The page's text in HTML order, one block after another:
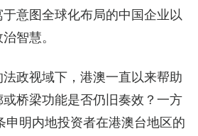
意图全球化布局的中国企业以
智慧。
政视域下，港澳一直以来帮助
桥梁功能是否仍旧奏效？一方
申明内地投资者在港澳台地区的